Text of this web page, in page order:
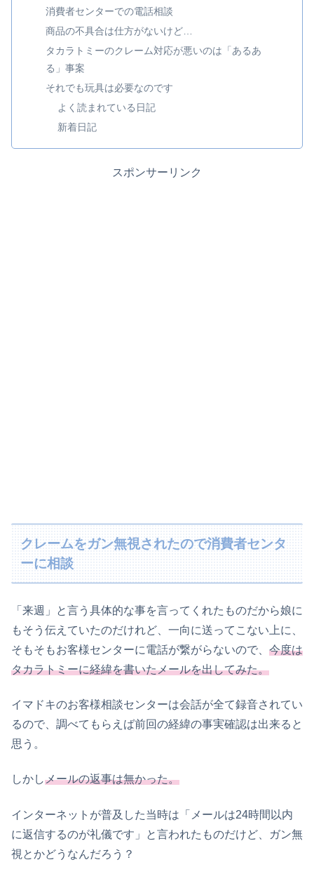
消費者センターでの電話相談
商品の不具合は仕方がないけど…
タカラトミーのクレーム対応が悪いのは「あるあ
る」事案
それでも玩具は必要なのです
よく読まれている日記
新着日記
スポンサーリンク
クレームをガン無視されたので消費者センタ
ーに相談
「来週」と言う具体的な事を言ってくれたものだから娘に
もそう伝えていたのだけれど、一向に送ってこない上に、
そもそもお客様センターに電話が繋がらないので、 今度は
タカラトミーに経緯を書いたメールを出してみた。
イマドキのお客様相談センターは会話が全て録音されてい
るので、調べてもらえば前回の経緯の事実確認は出来ると
思う。
しかしメールの返事は無かった。
インターネットが普及した当時は「メールは24時間以内
に返信するのが礼儀です」と言われたものだけど、ガン無
視とかどうなんだろう？